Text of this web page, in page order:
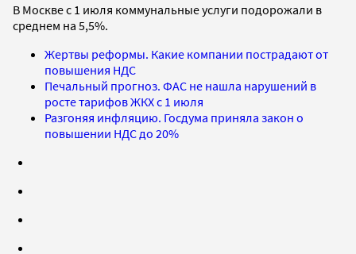
В Москве с 1 июля коммунальные услуги подорожали в
среднем на 5,5%.
Жертвы реформы. Какие компании пострадают от
повышения НДС
Печальный прогноз. ФАС не нашла нарушений в
росте тарифов ЖКХ с 1 июля
Разгоняя инфляцию. Госдума приняла закон о
повышении НДС до 20%